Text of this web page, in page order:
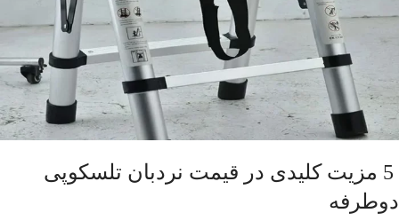
5 مزیت کلیدی در قیمت نردبان تلسکوپی
دوطرفه